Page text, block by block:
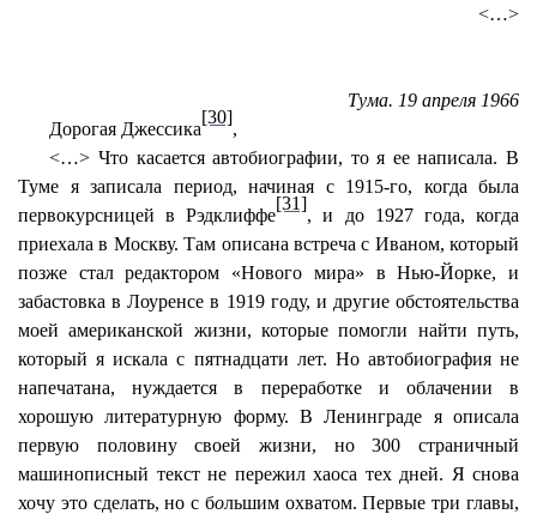
<…>
Тума. 19 апреля 1966
Дорогая Джессика
[30]
,
<…> Что касается автобиографии, то я ее написала. В
Туме я записала период, начиная с 1915-го, когда была
первокурсницей в Рэдклиффе
[31]
, и до 1927 года, когда
приехала в Москву. Там описана встреча с Иваном, который
позже стал редактором «Нового мира» в Нью-Йорке, и
забастовка в Лоуренсе в 1919 году, и другие обстоятельства
моей американской жизни, которые помогли найти путь,
который я искала с пятнадцати лет. Но автобиография не
напечатана, нуждается в переработке и облачении в
хорошую литературную форму. В Ленинграде я описала
первую половину своей жизни, но 300 страничный
машинописный текст не пережил хаоса тех дней. Я снова
хочу это сделать, но с большим охватом. Первые три главы,